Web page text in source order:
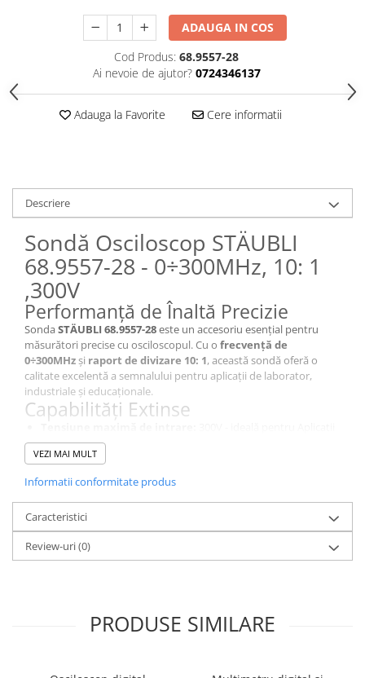
ADAUGA IN COS
Cod Produs: 68.9557-28
Ai nevoie de ajutor? 0724346137
Adauga la Favorite Cere informatii
Descriere
Sondă Osciloscop STÄUBLI
68.9557-28 - 0÷300MHz, 10: 1
,300V
Performanță de Înaltă Precizie
SondaSTÄUBLI 68.9557-28este un accesoriu esențial pentru
măsurători precise cu osciloscopul. Cu o frecvență de
0÷300MHzși raport de divizare 10: 1, această sondă oferă o
calitate excelentă a semnalului pentru aplicații de laborator,
industriale și educaționale.
Capabilități Extinse
Tehnice Exigente.
Timp de acumulare:
Structură:mufă BNC pentru conectare rapidă și sigură.
Fiabilitate și Conectivitate
Construită pentru stabilitate și precizie, sonda 68.9557-28
dispune de o
asigurând măsurători exacte fără a perturba circuitul testat.
manevrat în diverse scenarii de testare.
Analiză de semnal în aplicații industriale.
VEZI MAI MULT
Informatii conformitate produs
Caracteristici
Review-uri(0)
PRODUSE SIMILARE